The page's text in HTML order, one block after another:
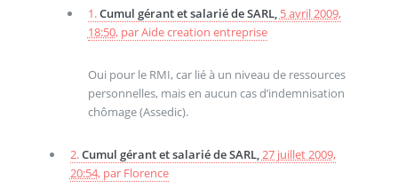
1.Cumul gérant et salarié de SARL, 5 avril 2009,
18:50, parAide creation entreprise
Oui pour le RMI, car lié à un niveau de ressources
personnelles, mais en aucun cas d’indemnisation
chômage (Assedic).
2.Cumul gérant et salarié de SARL,27 juillet 2009,
20:54, par Florence